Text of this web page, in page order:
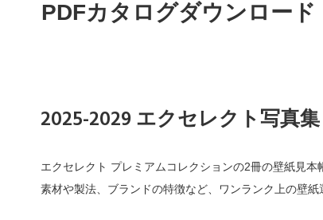
PDFカタログダウンロード
2025-2029 エクセレクト写真集
エクセレクト プレミアムコレクションの2冊の壁紙見本
素材や製法、ブランドの特徴など、ワンランク上の壁紙